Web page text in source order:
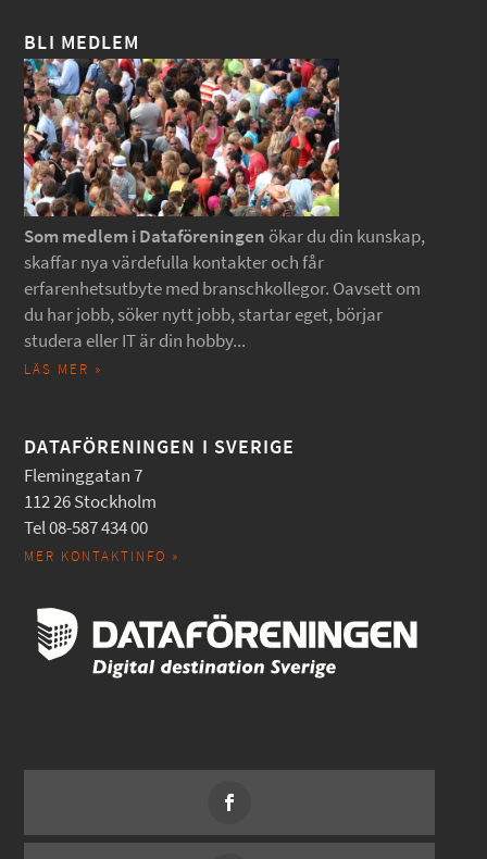
BLI MEDLEM
Som medlem i Dataföreningen ökar du din kunskap,
skaffar nya värdefulla kontakter och får
erfarenhetsutbyte med branschkollegor. Oavsett om
du har jobb, söker nytt jobb, startar eget, börjar
studera eller IT är din hobby...
LÄS MER »
DATAFÖRENINGEN I SVERIGE
Fleminggatan 7
112 26 Stockholm
Tel 08-587 434 00
MER KONTAKTINFO »